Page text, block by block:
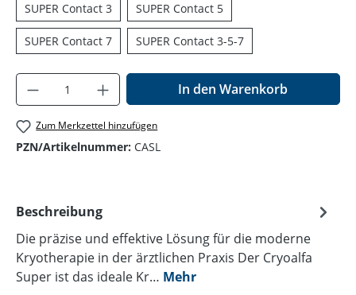
SUPER Contact 3 SUPER Contact 5
SUPER Contact 7 SUPER Contact 3-5-7
Produkt Anzahl: Gib den gewünschten
In den Warenkorb
Zum Merkzettel hinzufügen
PZN/Artikelnummer: CASL
Beschreibung
Die präzise und effektive Lösung für die moderne
Kryotherapie in der ärztlichen Praxis Der Cryoalfa
Super ist das ideale Kr… Mehr